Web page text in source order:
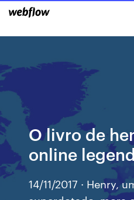
O livro de
online
14/11/2017 · Henry,